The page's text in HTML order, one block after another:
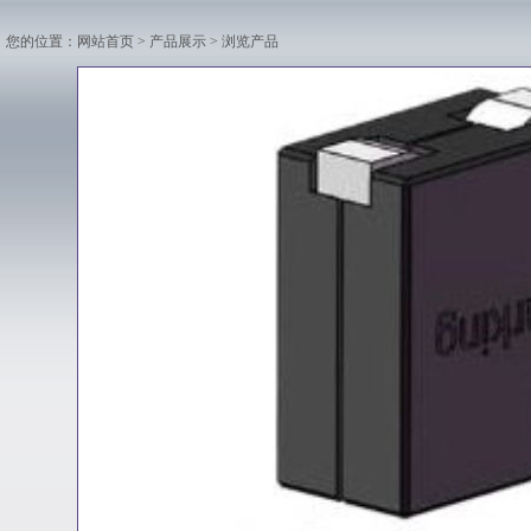
您的位置： 网站首页 > 产品展示 > 浏览产品